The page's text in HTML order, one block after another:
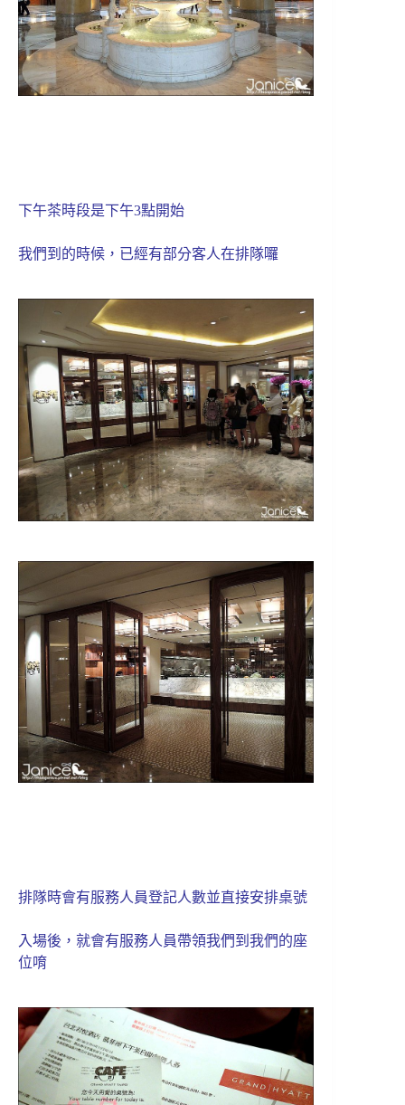
下午茶時段是下午3點開始
我們到的時候，已經有部分客人在排隊囉
排隊時會有服務人員登記人數並直接安排桌號
入場後，就會有服務人員帶領我們到我們的座
位唷